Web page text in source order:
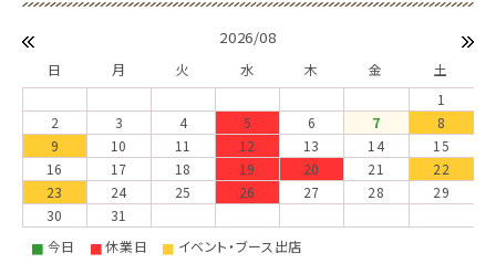
2026/08
日 月 火 水 木 金
土
1
2
3 4 5 6 7
8
9
10 11 12 13 14
15
16
17 18 19 20 21
22
23
24 25 26 27 28
29
30
31
■ 今日 ■休業日 ■ イベント・ブース出店